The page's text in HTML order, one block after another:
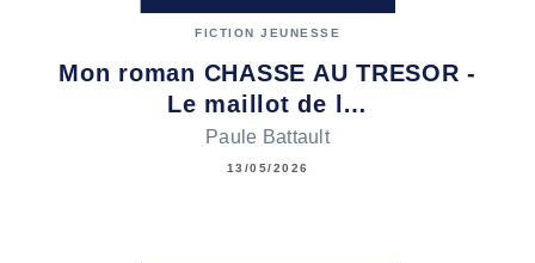
FICTION JEUNESSE
Mon roman CHASSE AU TRESOR -
Le maillot de l…
Paule Battault
13/05/2026